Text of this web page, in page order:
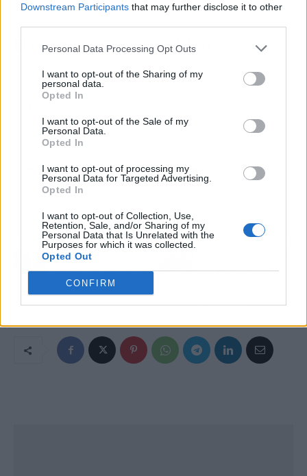
Downstream Participants that may further disclose it to other
Personal Data Processing Opt Outs
I want to opt-out of the Sharing of my
personal data.
Opted In
I want to opt-out of the Sale of my
Personal Data.
Opted In
I want to opt-out of processing my
Personal Data for Targeted Advertising.
Opted In
I want to opt-out of Collection, Use,
Retention, Sale, and/or Sharing of my
Personal Data that Is Unrelated with the
Purposes for which it was collected.
Opted Out
CONFIRM
semanas: movidas.
El chisme en 3 claves (TL;DR)
¿Quiénes son los protagonistas?Ultras del Frente
Atlético y antidisturbios chocando en los aledaños del
¿Cuál es el drama?
Bengalas, objetos lanzados y cargas
policiales en plena previa de semis de Champions.
¿Por qué todo internet habla de esto?
Porque las
imágenes del humo y las porras se han comido la
Artículo anterior
El trágico secreto
familiar que sale a la luz
hoy en 'La Promesa'
que duró apenas 24